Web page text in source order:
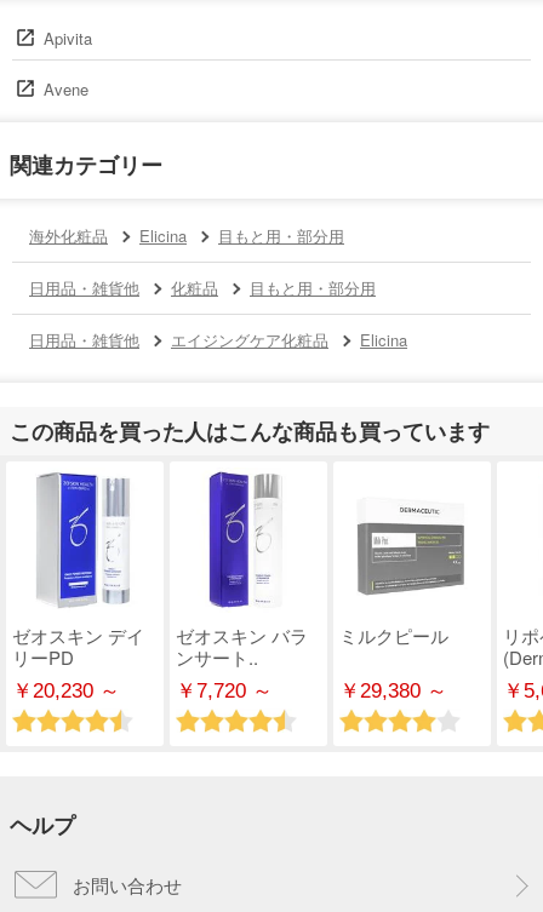
Apivita
Avene
関連カテゴリー
海外化粧品 Elicina 目もと用・部分用
日用品・雑貨他 化粧品 目もと用・部分用
日用品・雑貨他 エイジングケア化粧品 Elicina
この商品を買った人はこんな商品も買っています
ゼオスキン デイ
リーPD
￥20,230 ～
ゼオスキン バラ
ンサート..
￥7,720 ～
ミルクピール
￥29,380 ～
リ
￥
ヘルプ
お問い合わせ